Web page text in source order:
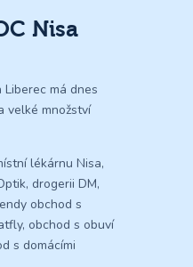
Nisa
má dnes
velké množství
lékárnu Nisa,
drogerii DM,
obchod s
obchod s obuví
s domácími